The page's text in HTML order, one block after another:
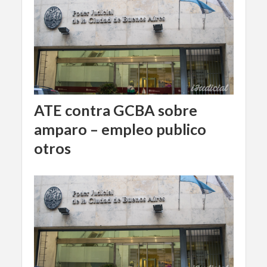
ATE contra GCBA sobre
amparo – empleo publico
otros